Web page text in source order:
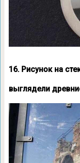
16. Рисунок на
выглядели